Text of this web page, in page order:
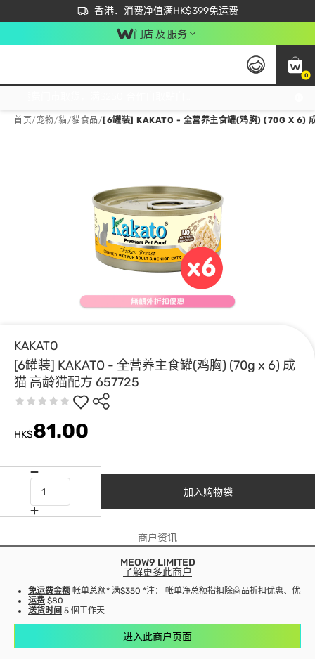
香港．消费净值满HK$399免运费
立即成为易赏钱会员尽享独家优惠
首次APP下单买满$450 输入 NEWAPP 即减$50
门店 及 服务
0
首页/ 宠物/貓/貓食品/ [6罐装] KAKATO - 全营养主食罐(鸡胸) (70G X 6)
KAKATO
[6罐装] KAKATO - 全营养主食罐(鸡胸) (70g x 6) 成
猫 高龄猫配方 657725
HK$81.00
加入购物袋
商户资讯
MEOW9 LIMITED
了解更多此商户
免运费金额 帐单总额* 满$350 *注： 帐单净总额指扣除商品折扣优惠、优惠
运费 $80
送货时间 5 個工作天
进入此商户页面